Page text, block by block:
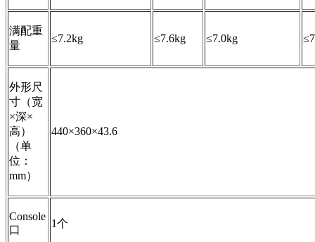
满配重
量
≤7.2kg ≤7.6kg ≤7.0kg
外形尺
寸（宽
×深×
高）
（单
位：
mm）
440×360×43.6
Console
口
1个